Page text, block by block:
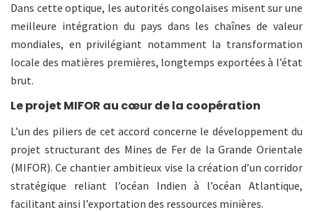
Dans cette optique, les autorités congolaises misent sur une
meilleure intégration du pays dans les chaînes de valeur
mondiales, en privilégiant notamment la transformation
locale des matières premières, longtemps exportées à l’état
brut.
Le projet MIFOR au cœur de la coopération
L’un des piliers de cet accord concerne le développement du
projet structurant des Mines de Fer de la Grande Orientale
(MIFOR). Ce chantier ambitieux vise la création d’un corridor
stratégique reliant l’océan Indien à l’océan Atlantique,
facilitant ainsi l’exportation des ressources minières.